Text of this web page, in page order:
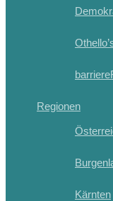
Regionen
Kärnten